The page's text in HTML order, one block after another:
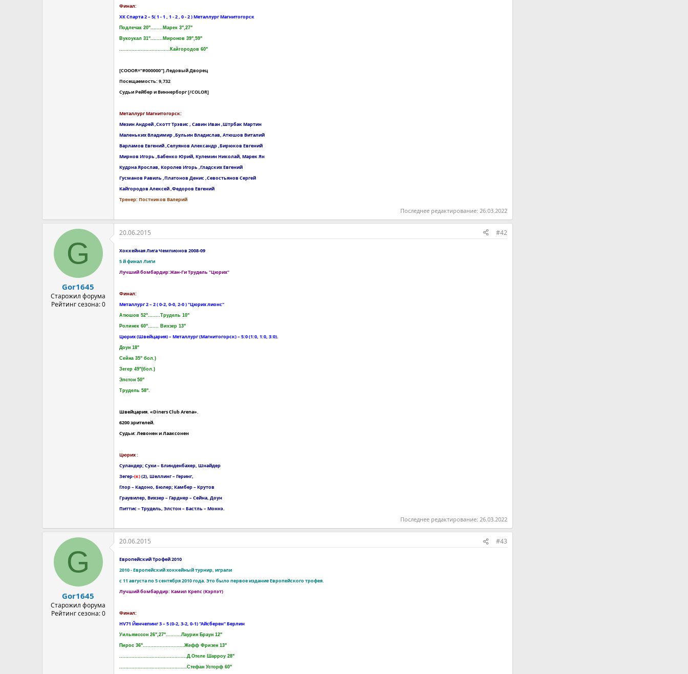
Финал:
ХК Спарта 2 – 5( 1 - 1 , 1 - 2 , 0 - 2 ) Металлург Магнитогорск
Подлечак 20"........Марек 3",27"
Вукоукал 31"........Миронов 39",59"
.................................Кайгородов 60"
[COОOR="#000000"].Ледовый Дворец
Посещаемость: 9,732
Судьи Рейбер и Виннерборг[/COLOR]
Металлург Магнитогорск:
Мезин Андрей ,Скотт Трэвис , Савин Иван ,Штрбак Мартин
Маленьких Владимир ,Бульин Владислав, Атюшов Виталий
Варламов Евгений ,Селуянов Александр ,Бирюков Евгений
Мирнов Игорь ,Бабенко Юрий, Кулемин Николай, Марек Ян
Кудрна Ярослав, Королев Игорь ,Гладских Евгений
Гусманов Равиль ,Платонов Денис ,Севостьянов Сергей
Кайгородов Алексей ,Федоров Евгений
Тренер: Постников Валерий
Последнее редактирование: 26.03.2022
G
Gor1645
Старожил форума
Рейтинг сезона: 0
20.06.2015 #42
Хоккейная Лига Чемпионов 2008-09
5 й финал Лиги
Лучший бомбардир:Жан-Ги Tрудель "Цюрих"
Финал:
Металлург 2 – 2 ( 0-2, 0-0, 2-0 ) "Цюрих лионс"
Атюшов 52"........Трудель 10"
Ролинек 60"....... Вихзер 13"
Цюрих (Швейцария) – Металлург (Магнитогорск) – 5:0 (1:0, 1:0, 3:0).
Доун 18"
Сейна 35" бол.)
Зегер 49"(бол.)
Элстон 50"
Трудель 58".
Швейцария. «Diners Club Arena».
6200 зрителей.
Судьи: Левонен и Лааксонен
Цюрих :
Суландер; Сухи – Блинденбахер, Шнайдер
Зегер-(к)(2), Шеллинг – Геринг,
Глор – Кадоно, Бюлер; Камбер – Крутов
Граувилер, Вихзер – Гарднер – Сейна, Доун
Питтис – Трудель, Элстон – Бастль – Моннэ.
Последнее редактирование: 26.03.2022
G
Gor1645
Старожил форума
Рейтинг сезона: 0
20.06.2015 #43
Европейский Трофей 2010
2010 - Европейский хоккейный турнир, играли
с 11 августа по 5 сентября 2010 года. Это было первое издание Европейского трофея.
Лучший бомбардир: Камил Крепс (Kэрпэт)
Финал:
HV71 Йенчепинг 3 – 5 (0-2, 3-2, 0-1) "Айсберен" Берлин
Уильямссон 26",27"..........Лаурин Браун 12"
Пирос 36"...........................Жефф Фризен 13"
............................................Д.Отеле Шарроу 28"
............................................Стефан Усторф 60"